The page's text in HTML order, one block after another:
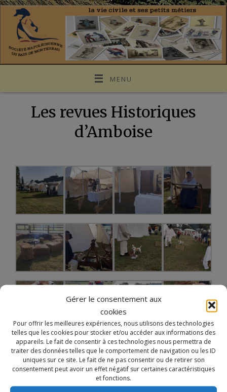
Gérer le consentement aux
cookies
Pour offrir les meilleures expériences, nous utilisons des technologies
telles que les cookies pour stocker et/ou accéder aux informations des
appareils. Le fait de consentir à ces technologies nous permettra de
traiter des données telles que le comportement de navigation ou les ID
uniques sur ce site. Le fait de ne pas consentir ou de retirer son
consentement peut avoir un effet négatif sur certaines caractéristiques
et fonctions.
MENU
Les revues Historiques
d’Amboise
Notre site utilise des cookies à des fins de
personnalisation de contenu dans ses différents services.
En utilisant ces derniers, vous acceptez l'utilisation des
cookies.